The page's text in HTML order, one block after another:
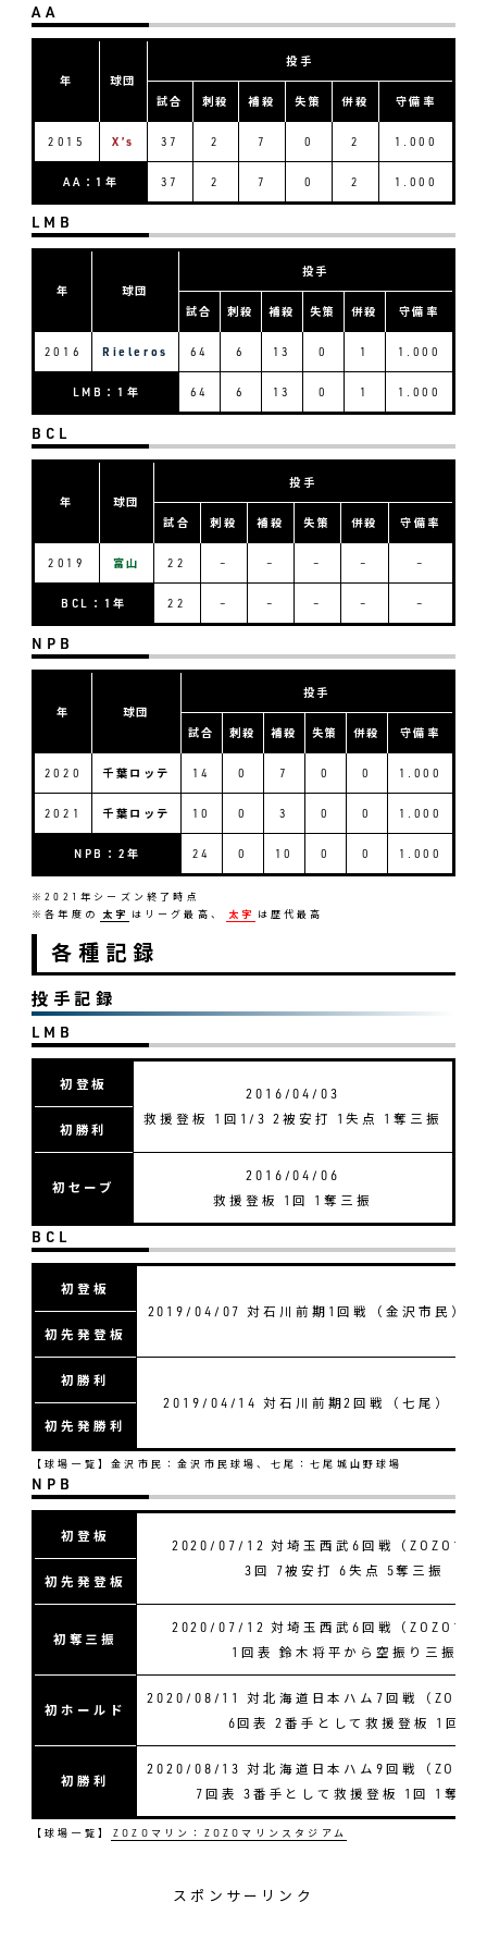
AA
年 球団
投手
試合 刺殺 補殺 失策 併殺 守備率
2015 X’s 37 2 7 0 2 1.000
AA：1年 37 2 7 0 2 1.000
LMB
年 球団
投手
試合 刺殺 補殺 失策 併殺 守備率
2016 Rieleros 64 6 13 0 1 1.000
LMB：1年 64 6 13 0 1 1.000
BCL
年 球団
投手
試合 刺殺 補殺 失策 併殺 守備率
2019 富山 22 – – – – –
BCL：1年 22 – – – – –
NPB
年 球団
投手
試合 刺殺 補殺 失策 併殺 守備率
2020 千葉ロッテ 14 0 7 0 0 1.000
2021 千葉ロッテ 10 0 3 0 0 1.000
NPB：2年 24 0 10 0 0 1.000
※2021年シーズン終了時点
※各年度の
太字 はリーグ最高、 太字 は歴代最高
各種記録
投手記録
LMB
初登板
2016/04/03
救援登板 1回1/3 2被安打 1失点 1奪三振
初勝利
初セーブ
2016/04/06
救援登板 1回 1奪三振
BCL
初登板
2019/04/07 対石川前期1回戦（金沢市民）
初先発登板
初勝利
2019/04/14 対石川前期2回戦（七尾）
初先発勝利
【球場一覧】金沢市民：金沢市民球場、七尾：七尾城山野球場
NPB
初登板
2020/07/12 対埼玉西武6回戦（ZOZOマリ
3回 7被安打 6失点 5奪三振
初先発登板
初奪三振
2020/07/12 対埼玉西武6回戦（ZOZOマリ
1回表 鈴木将平から空振り三振
初ホールド
2020/08/11 対北海道日本ハム7回戦（ZOZO
6回表 2番手として救援登板 1回
初勝利
2020/08/13 対北海道日本ハム9回戦（ZOZO
7回表 3番手として救援登板 1回 1奪三
【球場一覧】 ZOZOマリン：ZOZOマリンスタジアム
スポンサーリンク